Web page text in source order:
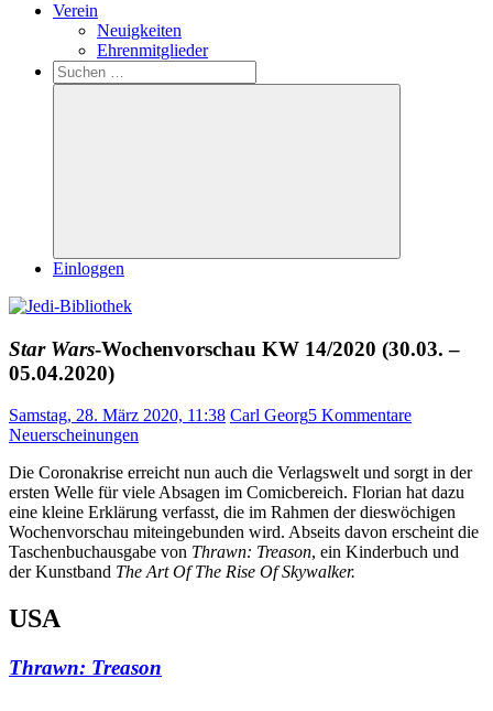
Verein
Neuigkeiten
Ehrenmitglieder
Search
Suchen
nach:
Suchen
Einloggen
Star Wars-Wochenvorschau KW 14/2020 (30.03. –
05.04.2020)
Samstag, 28. März 2020, 11:38 Carl Georg5 Kommentare
Neuerscheinungen
Die Coronakrise erreicht nun auch die Verlagswelt und sorgt in der
ersten Welle für viele Absagen im Comicbereich. Florian hat dazu
eine kleine Erklärung verfasst, die im Rahmen der dieswöchigen
Wochenvorschau miteingebunden wird. Abseits davon erscheint die
Taschenbuchausgabe von Thrawn: Treason, ein Kinderbuch und
der Kunstband The Art Of The Rise Of Skywalker.
USA
Thrawn: Treason